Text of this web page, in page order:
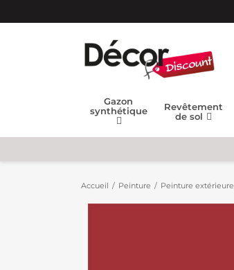
Gazon
synthétique
Revêtement
de sol
Accueil Peinture Peinture extérieure